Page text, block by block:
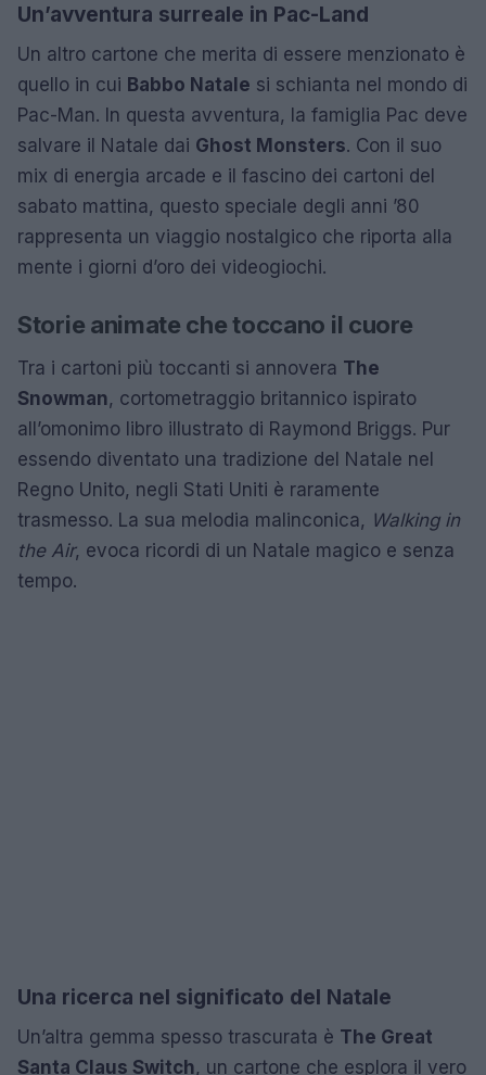
Un’avventura surreale in Pac-Land
Un altro cartone che merita di essere menzionato è
quello in cui Babbo Natale si schianta nel mondo di
Pac-Man. In questa avventura, la famiglia Pac deve
salvare il Natale dai Ghost Monsters. Con il suo
mix di energia arcade e il fascino dei cartoni del
sabato mattina, questo speciale degli anni ’80
rappresenta un viaggio nostalgico che riporta alla
mente i giorni d’oro dei videogiochi.
Storie animate che toccano il cuore
Tra i cartoni più toccanti si annovera The
Snowman, cortometraggio britannico ispirato
all’omonimo libro illustrato di Raymond Briggs. Pur
essendo diventato una tradizione del Natale nel
Regno Unito, negli Stati Uniti è raramente
trasmesso. La sua melodia malinconica, Walking in
the Air, evoca ricordi di un Natale magico e senza
tempo.
Una ricerca nel significato del Natale
Un’altra gemma spesso trascurata è The Great
Santa Claus Switch, un cartone che esplora il vero